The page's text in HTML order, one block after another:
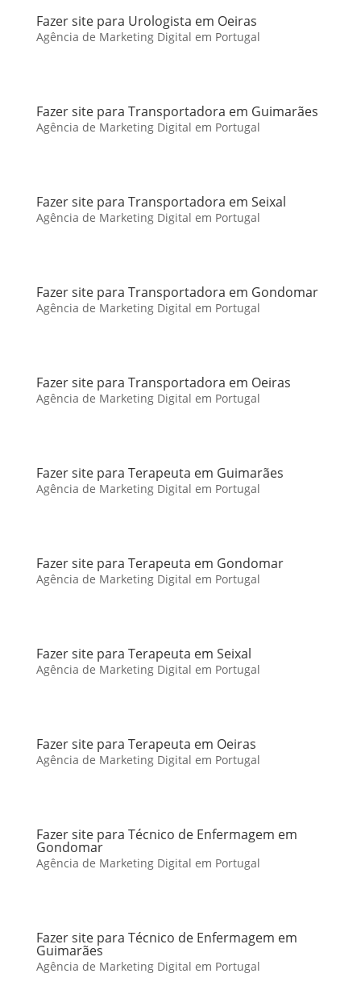
Fazer site para Urologista em Oeiras
Agência de Marketing Digital em Portugal
Fazer site para Transportadora em Guimarães
Agência de Marketing Digital em Portugal
Fazer site para Transportadora em Seixal
Agência de Marketing Digital em Portugal
Fazer site para Transportadora em Gondomar
Agência de Marketing Digital em Portugal
Fazer site para Transportadora em Oeiras
Agência de Marketing Digital em Portugal
Fazer site para Terapeuta em Guimarães
Agência de Marketing Digital em Portugal
Fazer site para Terapeuta em Gondomar
Agência de Marketing Digital em Portugal
Fazer site para Terapeuta em Seixal
Agência de Marketing Digital em Portugal
Fazer site para Terapeuta em Oeiras
Agência de Marketing Digital em Portugal
Fazer site para Técnico de Enfermagem em
Gondomar
Agência de Marketing Digital em Portugal
Fazer site para Técnico de Enfermagem em
Guimarães
Agência de Marketing Digital em Portugal